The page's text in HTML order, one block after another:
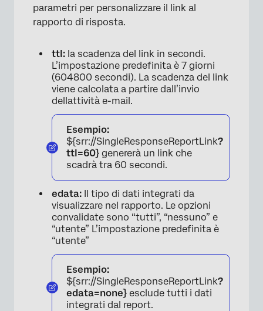
parametri per personalizzare il link al
rapporto di risposta.
ttl: la scadenza del link in secondi.
L’impostazione predefinita è 7 giorni
(604800 secondi). La scadenza del link
viene calcolata a partire dall’invio
dellattività e-mail.
Esempio:
${srr://SingleResponseReportLink?
ttl=60} genererà un link che
scadrà tra 60 secondi.
edata: Il tipo di dati integrati da
visualizzare nel rapporto. Le opzioni
convalidate sono “tutti”, “nessuno” e
“utente” L’impostazione predefinita è
“utente”
Esempio:
${srr://SingleResponseReportLink?
edata=none} esclude tutti i dati
integrati dal report.